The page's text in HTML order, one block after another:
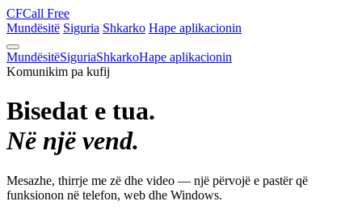
CFCall Free
Mundësitë Siguria Shkarko Hape aplikacionin
MundësitëSiguriaShkarkoHape aplikacionin
Komunikim pa kufij
Bisedat e tua.
Në një vend.
Mesazhe, thirrje me zë dhe video — një përvojë e pastër që
funksionon në telefon, web dhe Windows.